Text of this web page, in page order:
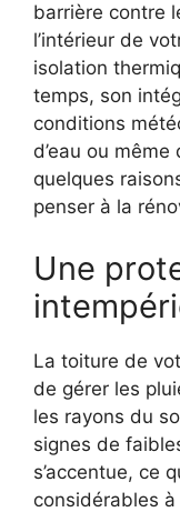
barrière contre
l’intérieur de
isolation
temps, son
conditions
d’eau ou
quelques
penser à la
Une
La toiture de
de gérer les
les rayons du
signes de
s’accentue, ce
considérables à